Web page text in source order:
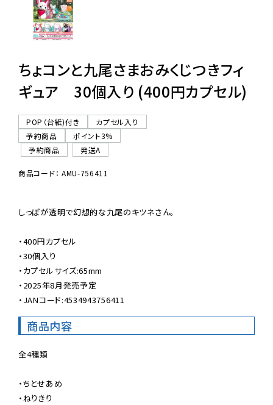
06-6282-7659
ちょコンと九尾さまおみくじつきフィ
ギュア 30個入り (400円カプセル)
POP（台紙)付き
カプセル入り
予約商品
ポイント3%
予約商品
発送A
商品コード： AMU-756411
しっぽが透明で幻想的な九尾のキツネさん。
・400円カプセル
・30個入り
・カプセルサイズ:65mm
・2025年8月発売予定
・JANコード:4534943756411
商品内容
全4種類
・ちとせあめ
・ねりきり